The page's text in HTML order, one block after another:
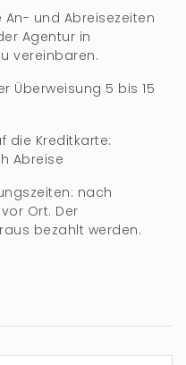
logement et le
vielles. Rideau de
et mettre
und Abreisezeiten
Agentur in
vereinbaren.
Überweisung 5 bis 15
die Kreditkarte:
Abreise
nach
Ort. Der
bezahlt werden.